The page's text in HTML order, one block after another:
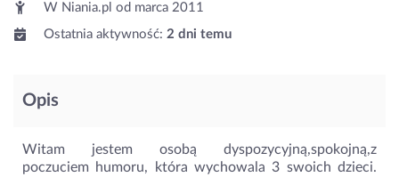
W Niania.pl od marca 2011
Ostatnia aktywność: 2 dni temu
Opis
Witam jestem osobą dyspozycyjną,spokojną,z
poczuciem humoru, która wychowala 3 swoich dzieci.